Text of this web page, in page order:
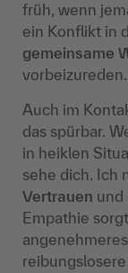
früh, wenn
ein Konflikt in
gemeinsame
vorbeizureden.
Auch im
das spürbar.
in heiklen
sehe dich. Ich
Vertrauen und
Empathie